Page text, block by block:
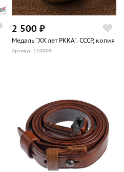
2 500 ₽
Медаль "ХХ лет РККА". СССР, копия
Артикул 110004